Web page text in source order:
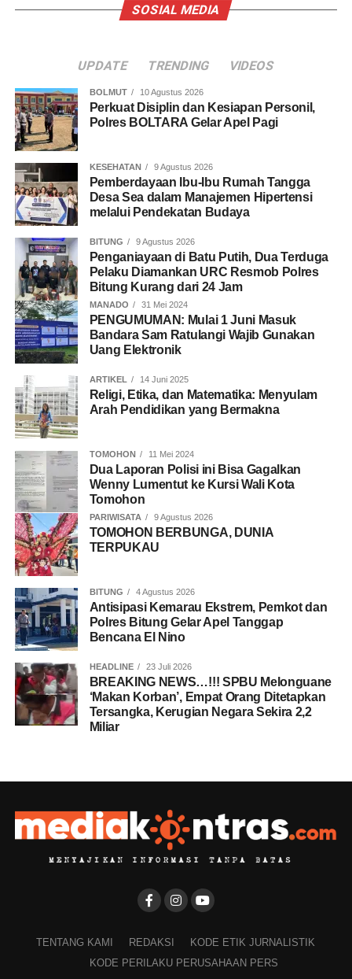
SOSIAL MEDIA
UPDATE TRENDING VIDEOS
BOLMUT 10 Agustus 2026
Perkuat Disiplin dan Kesiapan Personil,
Polres BOLTARA Gelar Apel Pagi
KESEHATAN 9 Agustus 2026
Pemberdayaan Ibu-Ibu Rumah Tangga
Desa Sea dalam Manajemen Hipertensi
melalui Pendekatan Budaya
BITUNG 9 Agustus 2026
Penganiayaan di Batu Putih, Dua Terduga
Pelaku Diamankan URC Resmob Polres
Bitung Kurang dari 24 Jam
MANADO 31 Mei 2024
PENGUMUMAN: Mulai 1 Juni Masuk
Bandara Sam Ratulangi Wajib Gunakan
Uang Elektronik
ARTIKEL 14 Juni 2025
Religi, Etika, dan Matematika: Menyulam
Arah Pendidikan yang Bermakna
TOMOHON 11 Mei 2024
Dua Laporan Polisi ini Bisa Gagalkan
Wenny Lumentut ke Kursi Wali Kota
Tomohon
PARIWISATA 9 Agustus 2026
TOMOHON BERBUNGA, DUNIA
TERPUKAU
BITUNG 4 Agustus 2026
Antisipasi Kemarau Ekstrem, Pemkot dan
Polres Bitung Gelar Apel Tanggap
Bencana El Nino
HEADLINE 23 Juli 2026
BREAKING NEWS…!!! SPBU Melonguane
‘Makan Korban’, Empat Orang Ditetapkan
Tersangka, Kerugian Negara Sekira 2,2
Miliar
TENTANG KAMI REDAKSI
KODE ETIK JURNALISTIK
KODE PERILAKU PERUSAHAAN PERS